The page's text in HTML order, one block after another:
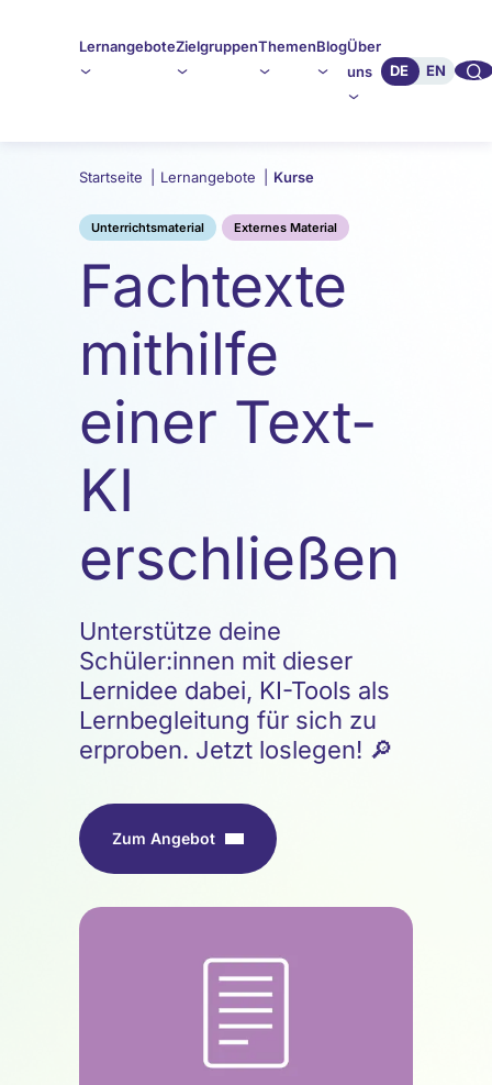
LernangeboteZielgruppenThemenBlogÜber
uns
DE EN 🔍︎︎
Startseite Lernangebote Kurse
Unterrichtsmaterial Externes Material
Fachtexte
mithilfe
einer Text-
KI
erschließen
Unterstütze deine
Schüler:innen mit dieser
Lernidee dabei, KI-Tools als
Lernbegleitung für sich zu
erproben. Jetzt loslegen! 🔎
Zum Angebot